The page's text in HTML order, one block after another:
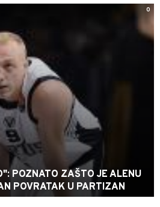
0
POZNATO ZAŠTO JE ALENU
POVRATAK U PARTIZAN